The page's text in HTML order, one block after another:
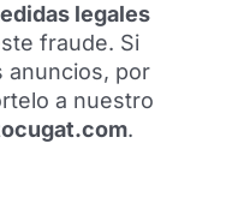
legales
fraude. Si
anuncios, por
a nuestro
.